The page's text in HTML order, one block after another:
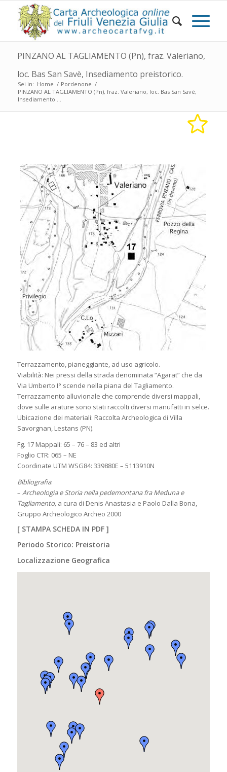
PINZANO AL TAGLIAMENTO (Pn), fraz. Valeriano,
loc. Bas San Savè, Insediamento preistorico.
Sei in: Home / Pordenone /
PINZANO AL TAGLIAMENTO (Pn), fraz. Valeriano, loc. Bas San Savè,
Insediamento ...
Terrazzamento, pianeggiante, ad uso agricolo.
Viabilità: Nei pressi della strada denominata “Agarat” che da
Via Umberto I° scende nella piana del Tagliamento.
Terrazzamento alluvionale che comprende diversi mappali,
dove sulle arature sono stati raccolti diversi manufatti in selce.
Ubicazione dei materiali: Raccolta Archeologica di Villa
Savorgnan, Lestans (PN).
Fg. 17 Mappali: 65 – 76 – 83 ed altri
Foglio CTR: 065 – NE
Coordinate UTM WSG84: 339880E – 5113910N
Bibliografia:
– Archeologia e Storia nella pedemontana fra Meduna e
Tagliamento,a cura di Denis Anastasia e Paolo Dalla Bona,
Gruppo Archeologico Archeo 2000
[ STAMPA SCHEDA IN PDF]
Periodo Storico: Preistoria
Localizzazione Geografica